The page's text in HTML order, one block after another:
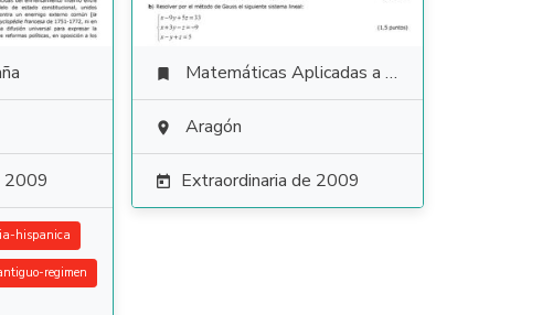
2009
hispanica
regimen
 Matemáticas Aplicadas a las Ciencias Sociales
 Aragón
 Extraordinaria de 2009